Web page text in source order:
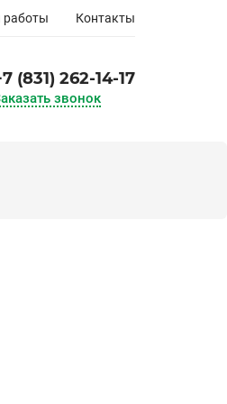
Контакты
(831) 262-14-17
звонок